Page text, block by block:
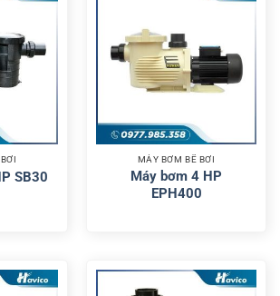
SB30
MÁY BƠM BỂ BƠI
Máy bơm 4 HP
EPH400